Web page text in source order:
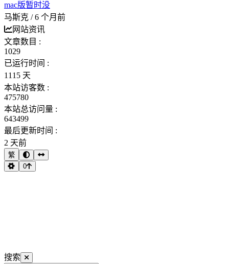
mac版暂时没
马斯克 /6 个月前
网站资讯
文章数目 :
1029
已运行时间 :
1115 天
本站访客数 :
475780
本站总访问量 :
643499
最后更新时间 :
2 天前
繁
0
搜索